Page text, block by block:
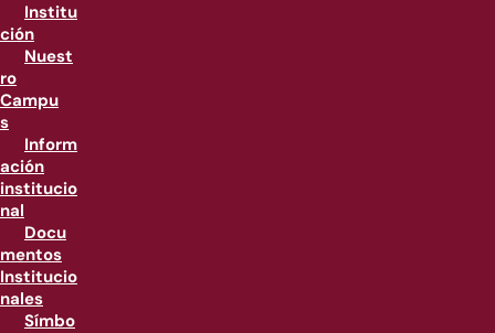
Institu
ción
Nuest
ro
Campu
s
Inform
ación
institucio
nal
Docu
mentos
Institucio
nales
Símbo